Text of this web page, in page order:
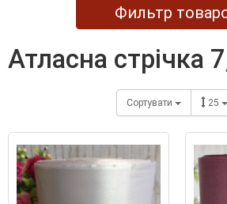
Фильтр
атласна стрічка
Сортувати 25